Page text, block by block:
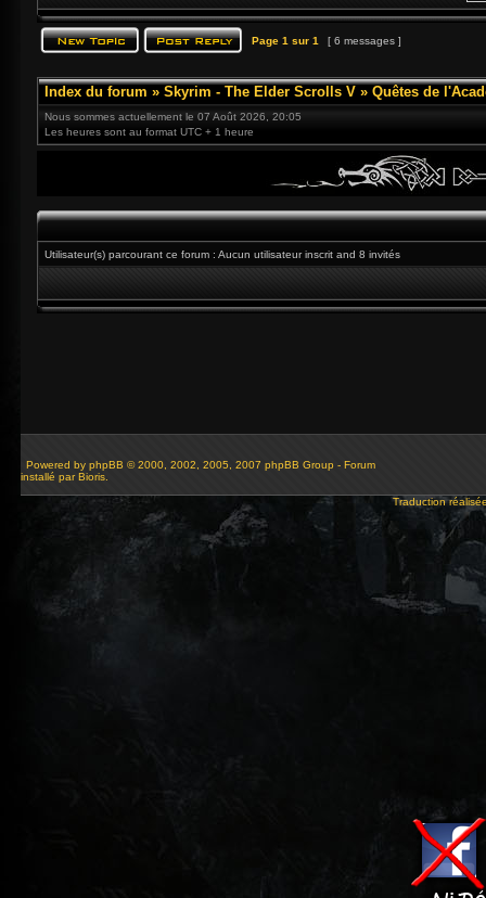
Page 1 sur 1 [ 6 messages ]
Index du forum » Skyrim - The Elder Scrolls V » Quêtes de
Nous sommes actuellement le 07 Août 2026, 20:05
Les heures sont au format UTC + 1 heure
Utilisateur(s) parcourant ce forum : Aucun utilisateur inscrit and 8 invités
Powered by phpBB © 2000, 2002, 2005, 2007 phpBB Group - Forum
installé par Bioris.
Traduction